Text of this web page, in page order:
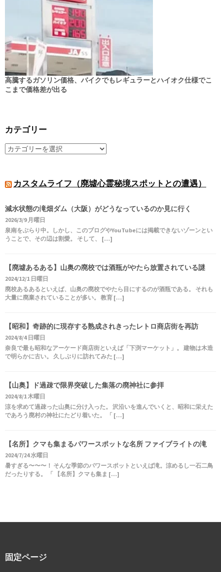
高騰するガソリン価格、バイクでもレギュラーとハイオク仕様でこ
こまで価格差が出る
カテゴリー
カスタムライフ（廃墟心霊秘境スポットとの遭遇）
減水状態の滝畑ダム（大阪）がどうなっているのか見に行く
2026/3/9 月曜日
泉南をぶらり中。しかし、このブログやYouTubeには掲載できないゾーンとい
うことで、その辺は割愛。 そして、 […]
【廃墟あるある】山奥の廃校では酒瓶がやたら放置されている謎
2024/12/1 日曜日
廃校あるあるといえば、山奥の廃校でやたら目にするのが酒瓶である。 それも
大量に廃棄されていることが多い。 教育 […]
【昭和】奇跡的に現存する熟成されきったレトロ商店街を再訪
2024/8/4 日曜日
奈良で最も昭和なアーケード商店街といえば「下渕マーケット」。 建物は木造
で明らかに古い。 久しぶりに訪れてみた […]
【山奥】ド過疎で限界突破した集落の廃神社に参拝
2024/8/1 木曜日
涼を求めて過疎った山奥に分け入った。 沢沿いを進んでいくと、昭和に栄えた
であろう廃村の神社にたどり着いた。 「 […]
【名所】クマも集まるパワースポットな名所 ファイブライトの滝
2024/7/24 水曜日
暑すぎる〜〜〜！ そんな季節のパワースポットといえば滝。涼めるし一石二鳥
だったりする。 「 【名所】クマも集ま […]
固定ページ